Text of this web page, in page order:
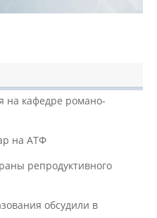
на кафедре романо-
на АТФ
репродуктивного
обсудили в